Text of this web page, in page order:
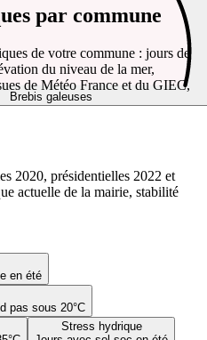
Brebis galeuses
en été
pas sous 20°C
Stress hydrique
par commune
de votre commune : jours de
du niveau de la mer,
de Météo France et du GIEC,
2020, présidentielles 2022 et
actuelle de la mairie, stabilité